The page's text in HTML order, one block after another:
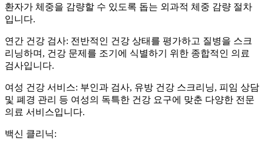
환자가 체중을 감량할 수 있도록 돕는 외과적 체중 감량 절차
입니다.
연간 건강 검사: 전반적인 건강 상태를 평가하고 질병을 스크
리닝하며, 건강 문제를 조기에 식별하기 위한 종합적인 의료
검사입니다.
여성 건강 서비스: 부인과 검사, 유방 건강 스크리닝, 피임 상담
및 폐경 관리 등 여성의 독특한 건강 요구에 맞춘 다양한 전문
의료 서비스입니다.
백신 클리닉: